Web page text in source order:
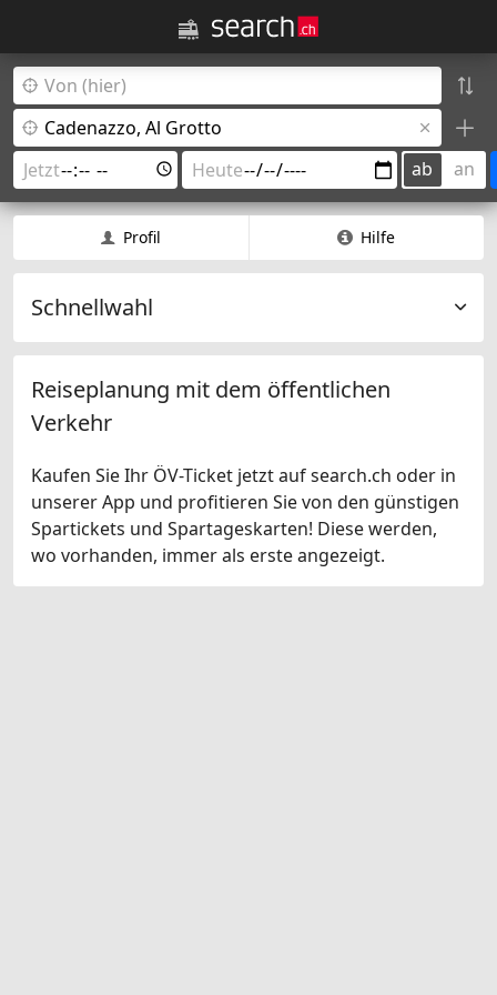
ab an
Profil Hilfe
Schnellwahl
Reiseplanung mit dem öffentlichen
Verkehr
Kaufen Sie Ihr ÖV-Ticket jetzt auf search.ch oder in
unserer App und profitieren Sie von den günstigen
Spartickets und Spartageskarten! Diese werden,
wo vorhanden, immer als erste angezeigt.